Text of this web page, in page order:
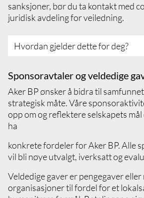
at noen er i besittelse av,
konkurransesensitiv eller
kontakt med juridisk
drøfte eller dele
har spørsmål eller
eksponering for antitrust-
konkurranselovgivning for
sanksjoner, bør du ta kontakt med
juridisk avdeling for veiledning.
Hvordan gjelder dette for deg?
Sett deg inn i og forstå Aker
partner integrity procedure
Innhent og følg
myndighetene der eksport
landegrensene involverer
gjenstand for begrensninger
Søk råd fra compliance-
være gjenstand for
restriksjoner eller
Sponsoravtaler og veldedige
Aker BP ønsker å bidra til
strategisk måte. Våre
opp om og reflektere selskapets mål
ha
konkrete fordeler for Aker BP. Alle
vil bli nøye utvalgt, iverksatt og
Veldedige gaver er pengegaver
organisasjoner til fordel for et